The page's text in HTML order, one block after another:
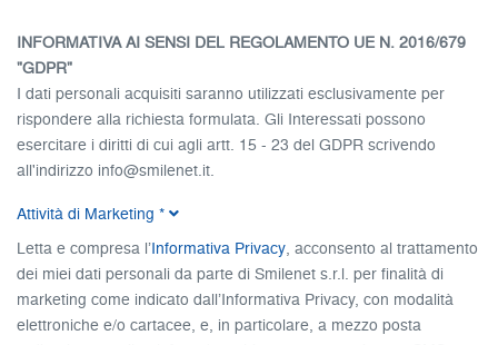
INFORMATIVA AI SENSI DEL REGOLAMENTO UE N. 2016/679
"GDPR"
I dati personali acquisiti saranno utilizzati esclusivamente per
rispondere alla richiesta formulata. Gli Interessati possono
esercitare i diritti di cui agli artt. 15 - 23 del GDPR scrivendo
all'indirizzo info@smilenet.it.
Attività di Marketing *
Letta e compresa l’Informativa Privacy , acconsento al trattamento
dei miei dati personali da parte di Smilenet s.r.l. per finalità di
marketing come indicato dall’Informativa Privacy, con modalità
elettroniche e/o cartacee, e, in particolare, a mezzo posta